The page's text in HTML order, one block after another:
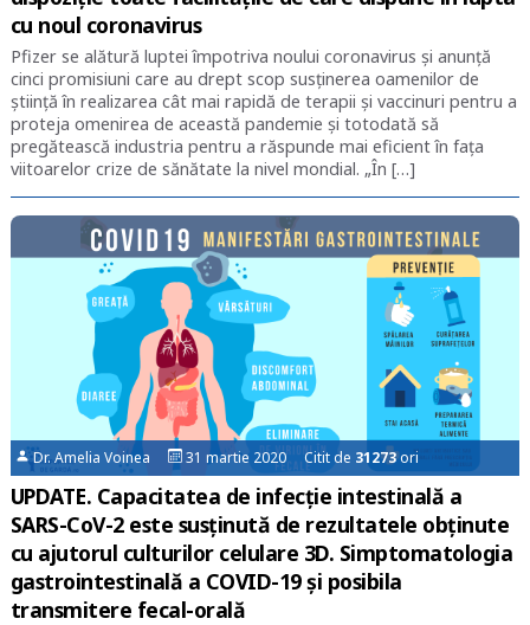
cu noul coronavirus
Pfizer se alătură luptei împotriva noului coronavirus și anunță
cinci promisiuni care au drept scop susținerea oamenilor de
știință în realizarea cât mai rapidă de terapii și vaccinuri pentru a
proteja omenirea de această pandemie și totodată să
pregătească industria pentru a răspunde mai eficient în fața
viitoarelor crize de sănătate la nivel mondial. „În […]
Dr. Amelia Voinea 31 martie 2020 Citit de 31273ori
UPDATE. Capacitatea de infecție intestinală a
SARS-CoV-2 este susținută de rezultatele obținute
cu ajutorul culturilor celulare 3D. Simptomatologia
gastrointestinală a COVID-19 și posibila
transmitere fecal-orală